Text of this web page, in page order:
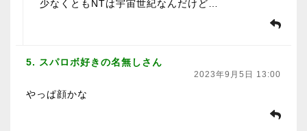
少なくともNTは宇宙世紀なんだけど…
5. スパロボ好きの名無しさん
2023年9月5日 13:00
やっぱ顔かな